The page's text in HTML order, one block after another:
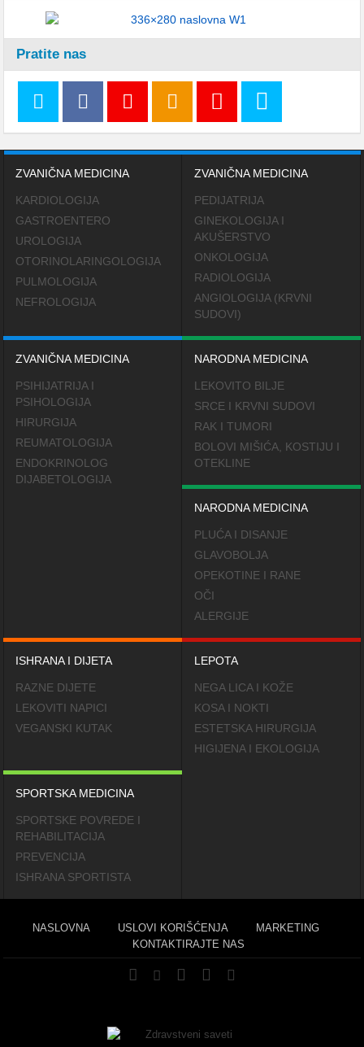
Pratite nas
ZVANIČNA MEDICINA
KARDIOLOGIJA
GASTROENTERO
UROLOGIJA
OTORINOLARINGOLOGIJA
PULMOLOGIJA
NEFROLOGIJA
ZVANIČNA MEDICINA
PEDIJATRIJA
GINEKOLOGIJA I
AKUŠERSTVO
ONKOLOGIJA
RADIOLOGIJA
ANGIOLOGIJA (KRVNI
SUDOVI)
ZVANIČNA MEDICINA
PSIHIJATRIJA I
PSIHOLOGIJA
HIRURGIJA
REUMATOLOGIJA
ENDOKRINOLOG
DIJABETOLOGIJA
NARODNA MEDICINA
LEKOVITO BILJE
SRCE I KRVNI SUDOVI
RAK I TUMORI
BOLOVI MIŠIĆA, KOSTIJU I
OTEKLINE
NARODNA MEDICINA
PLUĆA I DISANJE
GLAVOBOLJA
OPEKOTINE I RANE
OČI
ALERGIJE
ISHRANA I DIJETA
RAZNE DIJETE
LEKOVITI NAPICI
VEGANSKI KUTAK
LEPOTA
NEGA LICA I KOŽE
KOSA I NOKTI
ESTETSKA HIRURGIJA
HIGIJENA I EKOLOGIJA
SPORTSKA MEDICINA
SPORTSKE POVREDE I
REHABILITACIJA
PREVENCIJA
ISHRANA SPORTISTA
NASLOVNA USLOVI KORIŠĆENJA
MARKETING
KONTAKTIRAJTE NAS